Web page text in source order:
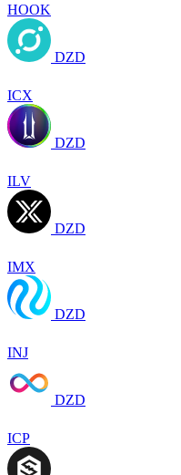
HOOK
DZD
ICX
DZD
ILV
DZD
IMX
DZD
INJ
DZD
ICP